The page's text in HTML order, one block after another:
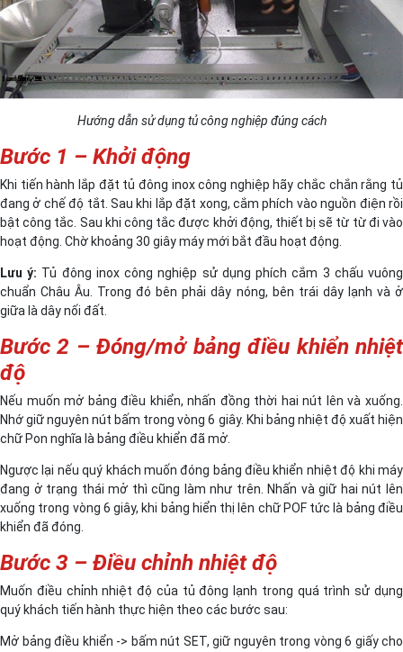
Hướng dẫn sử dụng tủ công nghiệp đúng cách
Bước 1 – Khởi động
Khi tiến hành lắp đặt tủ đông inox công nghiệp hãy chắc chắn rằng tủ
đang ở chế độ tắt. Sau khi lắp đặt xong, cắm phích vào nguồn điện rồi
bật công tắc. Sau khi công tắc được khởi động, thiết bị sẽ từ từ đi vào
hoạt động. Chờ khoảng 30 giây máy mới bắt đầu hoạt động.
Lưu ý: Tủ đông inox công nghiệp sử dụng phích cắm 3 chấu vuông
chuẩn Châu Âu. Trong đó bên phải dây nóng, bên trái dây lạnh và ở
giữa là dây nối đất.
Bước 2 – Đóng/mở bảng điều khiển nhiệt
độ
Nếu muốn mở bảng điều khiển, nhấn đồng thời hai nút lên và xuống.
Nhớ giữ nguyên nút bấm trong vòng 6 giây. Khi bảng nhiệt độ xuất hiện
chữ Pon nghĩa là bảng điều khiển đã mở.
Ngược lại nếu quý khách muốn đóng bảng điều khiển nhiệt độ khi máy
đang ở trạng thái mở thì cũng làm như trên. Nhấn và giữ hai nút lên
xuống trong vòng 6 giây, khi bảng hiển thị lên chữ POF tức là bảng điều
khiển đã đóng.
Bước 3 – Điều chỉnh nhiệt độ
Muốn điều chỉnh nhiệt độ của tủ đông lạnh trong quá trình sử dụng
quý khách tiến hành thực hiện theo các bước sau:
Mở bảng điều khiển -> bấm nút SET, giữ nguyên trong vòng 6 giấy cho